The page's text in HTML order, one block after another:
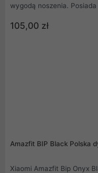
wygodą noszenia.
inteligentnego zegarka
kroków, przeglądanie
monitorowanie połączeń.
- wszystko to, aby jak
105,00 zł
Amazfit BIP Black Polska
Xiaomi Amazfit Bip Onyx